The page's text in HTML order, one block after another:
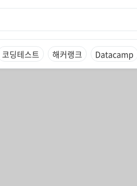
코딩테스트 해커랭크 Datacamp